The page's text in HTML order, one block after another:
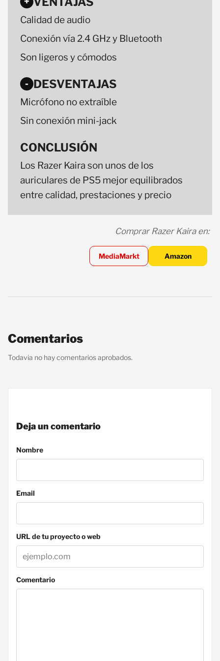
Calidad de audio
Conexión vía 2.4 GHz y Bluetooth
Son ligeros y cómodos
- DESVENTAJAS
Micrófono no extraíble
Sin conexión mini-jack
CONCLUSIÓN
Los Razer Kaira son unos de los
auriculares de PS5 mejor equilibrados
entre calidad, prestaciones y precio
Comprar Razer Kaira en:
MediaMarkt Amazon
Comentarios
Todavia no hay comentarios aprobados.
Deja un comentario
Nombre
Email
URL de tu proyecto o web
Comentario